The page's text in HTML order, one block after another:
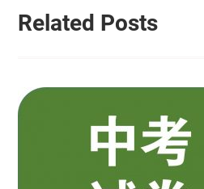
Related Posts